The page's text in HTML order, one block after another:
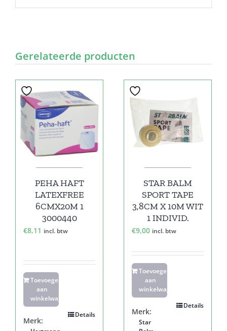
Gerelateerde producten
PEHA HAFT
LATEXFREE
6CMX20M 1
3000440
€8,11 incl. btw
Toevoegen
aan
winkelwagen
Details
Merk:
STAR BALM
SPORT TAPE
3,8CM X 10M WIT
1 INDIVID.
€9,00 incl. btw
Toevoegen
aan
winkelwagen
Details
Merk:
Star